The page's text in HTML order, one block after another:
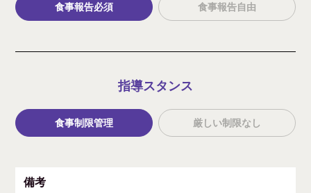
食事報告必須 食事報告自由
指導スタンス
食事制限管理 厳しい制限なし
備考